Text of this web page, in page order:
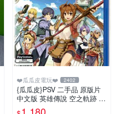
❤️瓜瓜皮電玩❤️ 2402
{瓜瓜皮}PSV 二手品 原版片
中文版 英雄傳說 空之軌跡 F
C Evolution(遊戲都有回收)